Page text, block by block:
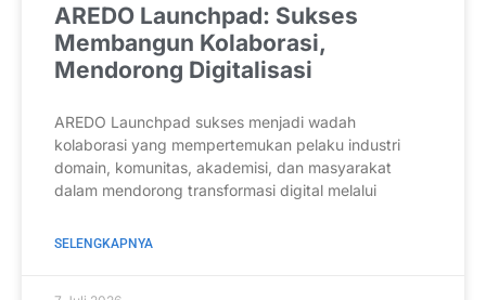
AREDO Launchpad: Sukses
Membangun Kolaborasi,
Mendorong Digitalisasi
AREDO Launchpad sukses menjadi wadah
kolaborasi yang mempertemukan pelaku industri
domain, komunitas, akademisi, dan masyarakat
dalam mendorong transformasi digital melalui
SELENGKAPNYA